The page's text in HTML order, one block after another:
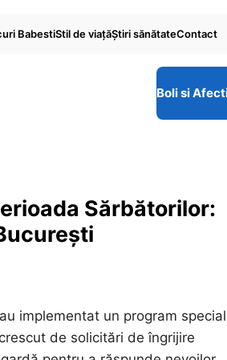
BabestiStil de viaţăŞtiri sănătateContact
Boli si
Sărbătorilor:
au implementat un program special
de solicitări de îngrijire